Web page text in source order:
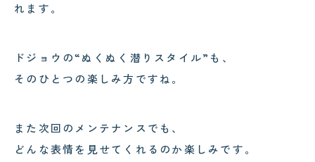
れます。
ドジョウの“ぬくぬく潜りスタイル”も、
そのひとつの楽しみ方ですね。
また次回のメンテナンスでも、
どんな表情を見せてくれるのか楽しみです。